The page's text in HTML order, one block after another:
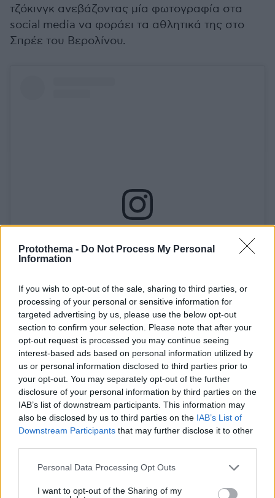
Protothema - Do Not Process My Personal
Information
If you wish to opt-out of the sale, sharing to third parties, or
processing of your personal or sensitive information for
targeted advertising by us, please use the below opt-out
section to confirm your selection. Please note that after your
opt-out request is processed you may continue seeing
interest-based ads based on personal information utilized by
us or personal information disclosed to third parties prior to
your opt-out. You may separately opt-out of the further
disclosure of your personal information by third parties on the
IAB’s list of downstream participants. This information may
also be disclosed by us to third parties on the IAB’s List of
Downstream Participants that may further disclose it to other
Please note that this website/app uses one or more Google
not limited to your visit or usage behaviour. You may click to
Personal Data Processing Opt Outs
I want to opt-out of the Sharing of my
τζόκινγκ ανεβάζοντας μία φωτογραφία στα
social media να φοράει τα αθλητικά της στο
Σπρέε του Βερολίνου.
A post shared by Annalena Baerbock (@abaerbock)
Ειδήσεις σήμερα:
λόγω του αττικόψαρου - Τι είπε ο Νίκος
Ταχιάος